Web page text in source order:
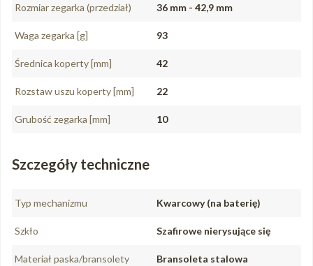
Rozmiar zegarka (przedział) 36 mm - 42,9 mm
Waga zegarka [g] 93
Średnica koperty [mm] 42
Rozstaw uszu koperty [mm] 22
Grubość zegarka [mm] 10
Szczegóły techniczne
Typ mechanizmu Kwarcowy (na baterię)
Szkło Szafirowe nierysujące się
Materiał paska/bransolety Bransoleta stalowa